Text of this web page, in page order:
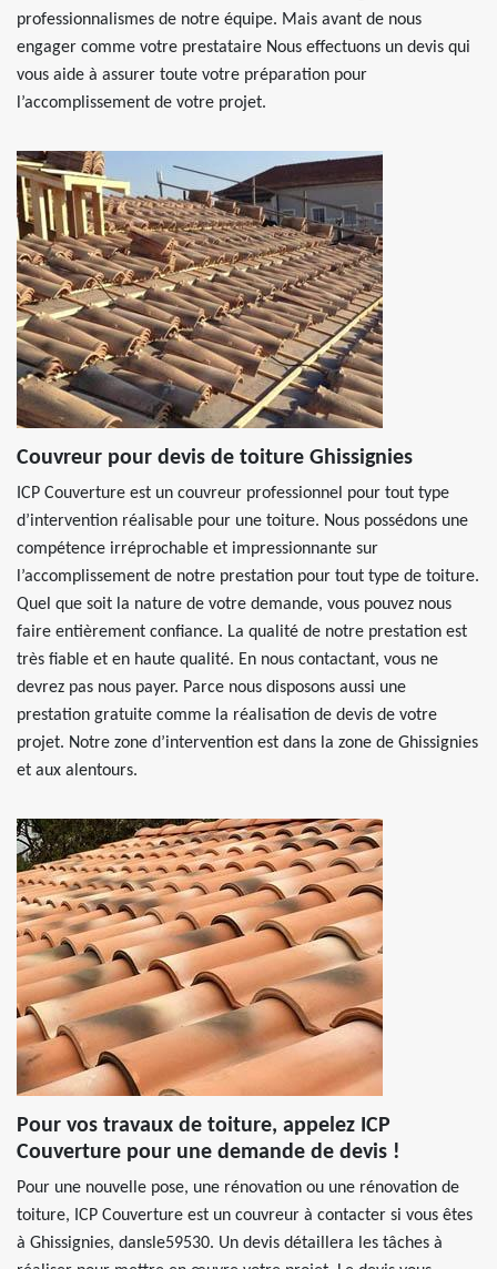
professionnalismes de notre équipe. Mais avant de nous
engager comme votre prestataire Nous effectuons un devis qui
vous aide à assurer toute votre préparation pour
l’accomplissement de votre projet.
Couvreur pour devis de toiture Ghissignies
ICP Couverture est un couvreur professionnel pour tout type
d’intervention réalisable pour une toiture. Nous possédons une
compétence irréprochable et impressionnante sur
l’accomplissement de notre prestation pour tout type de toiture.
Quel que soit la nature de votre demande, vous pouvez nous
faire entièrement confiance. La qualité de notre prestation est
très fiable et en haute qualité. En nous contactant, vous ne
devrez pas nous payer. Parce nous disposons aussi une
prestation gratuite comme la réalisation de devis de votre
projet. Notre zone d’intervention est dans la zone de Ghissignies
et aux alentours.
Pour vos travaux de toiture, appelez ICP
Couverture pour une demande de devis !
Pour une nouvelle pose, une rénovation ou une rénovation de
toiture, ICP Couverture est un couvreur à contacter si vous êtes
à Ghissignies, dansle59530. Un devis détaillera les tâches à